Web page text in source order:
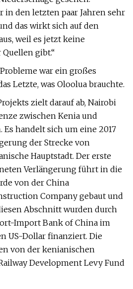
in den letzten paar Jahren sehr
das wirkt sich auf den
weil es jetzt keine
gibt.“
war ein großes
Letzte, was Oloolua brauchte.
zielt darauf ab, Nairobi
zwischen Kenia und
Es handelt sich um eine 2017
der Strecke von
Hauptstadt. Der erste
Verlängerung führt in die
von der China
Company gebaut und
Abschnitt wurden durch
Import Bank of China im
US-Dollar finanziert. Die
von der kenianischen
Development Levy Fund